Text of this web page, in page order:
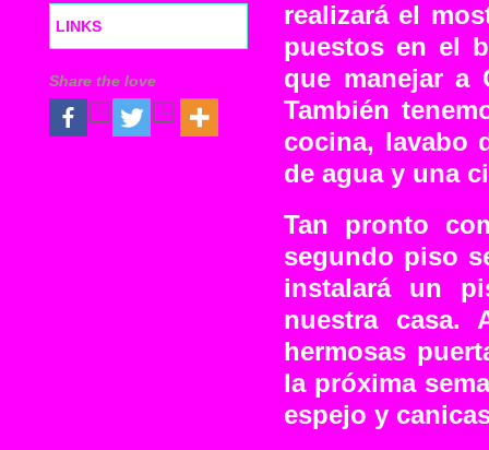
realizará el
puestos en el
que manejar a
También
cocina, lavabo
de agua y una
Tan pronto
segundo piso
instalará un
nuestra casa.
hermosas
la próxima
espejo y
LINKS
Share the love